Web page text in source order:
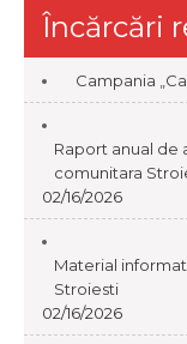
Încărcări
Campania
Raport anual de
comunitara
02/16/2026
Material
Stroiesti
02/16/2026